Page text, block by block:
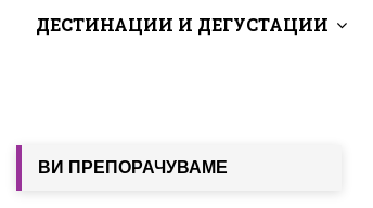
ДЕСТИНАЦИИ И ДЕГУСТАЦИИ
ВИ ПРЕПОРАЧУВАМЕ